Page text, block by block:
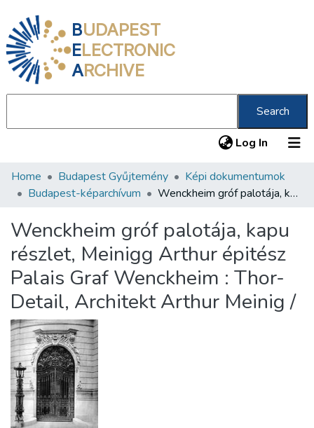
BUDAPEST
ELECTRONIC
ARCHIVE
Search
Log In (current)
Communities & Collections
Statistics
About us
Home Budapest Gyűjtemény
Képi dokumentumok
Budapest-képarchívum
Wenckheim gróf palotája, kapu részlet, Meinigg Arthur épitész Palais Graf Wenckheim : Thor-Detail, Architekt Arthur Meinig /
Wenckheim gróf palotája, kapu
részlet, Meinigg Arthur épitész
Palais Graf Wenckheim : Thor-
Detail, Architekt Arthur Meinig /